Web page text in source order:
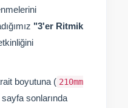
"3'er Ritmik
boyutuna ( 210mm
sonlarında